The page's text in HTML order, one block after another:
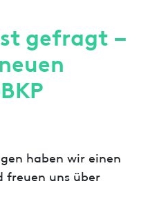
gefragt –
haben wir einen
freuen uns über